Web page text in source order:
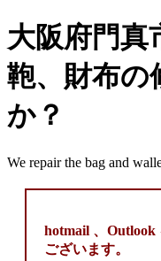
大阪府門真
鞄、財布の
か？
We repair the bag and
hotmail 、
ございます。